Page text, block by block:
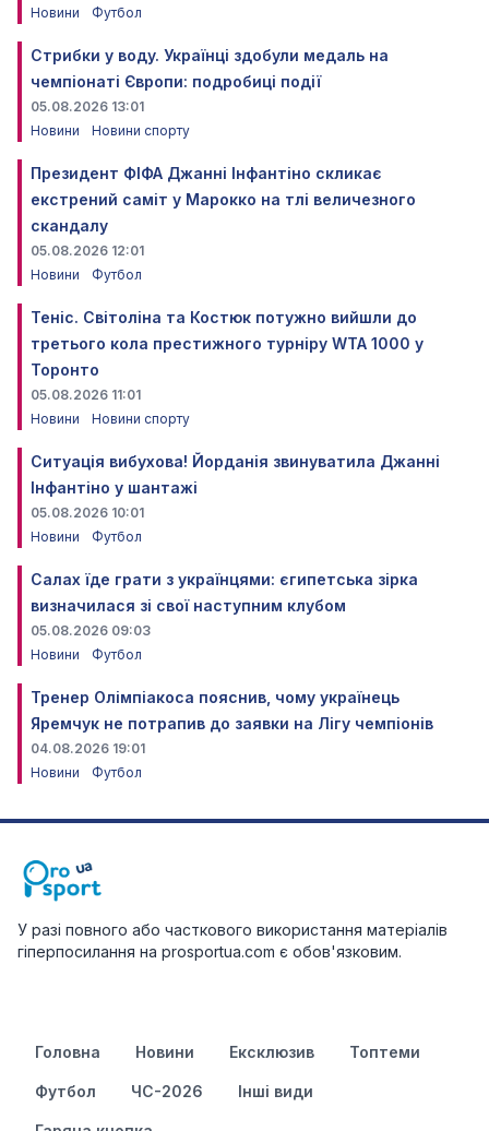
Новини
Футбол
Стрибки у воду. Українці здобули медаль на
чемпіонаті Європи: подробиці події
05.08.2026 13:01
Новини
Новини спорту
Президент ФІФА Джанні Інфантіно скликає
екстрений саміт у Марокко на тлі величезного
скандалу
05.08.2026 12:01
Новини
Футбол
Теніс. Світоліна та Костюк потужно вийшли до
третього кола престижного турніру WTA 1000 у
Торонто
05.08.2026 11:01
Новини
Новини спорту
Ситуація вибухова! Йорданія звинуватила Джанні
Інфантіно у шантажі
05.08.2026 10:01
Новини
Футбол
Салах їде грати з українцями: єгипетська зірка
визначилася зі свої наступним клубом
05.08.2026 09:03
Новини
Футбол
Тренер Олімпіакоса пояснив, чому українець
Яремчук не потрапив до заявки на Лігу чемпіонів
04.08.2026 19:01
Новини
Футбол
У разі повного або часткового використання матеріалів
гіперпосилання на prosportua.com є обов'язковим.
Головна Новини Ексклюзив Топтеми
Футбол ЧС-2026 Інші види